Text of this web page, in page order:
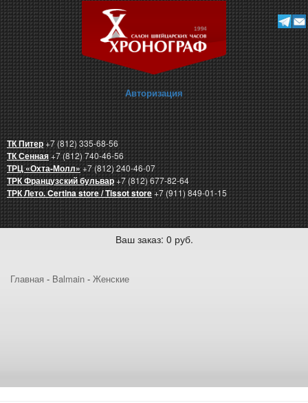
Авторизация
ТК Питер+7 (812) 335-68-56
ТК Сенная+7 (812) 740-46-56
ТРЦ «Охта-Молл»+7 (812) 240-46-07
ТРК Французский бульвар+7 (812) 677-82-64
ТРК Лето. Certina store / Tissot store+7 (911) 849-01-15
Ваш заказ: 0 руб.
Главная - Balmain - Женские